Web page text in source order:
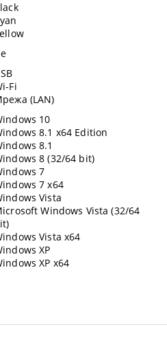
Fi
(LAN)
10
8.1 x64 Edition
8.1
8 (32/64 bit)
7
7 x64
Vista
Windows Vista (32/64
Vista x64
XP
XP x64